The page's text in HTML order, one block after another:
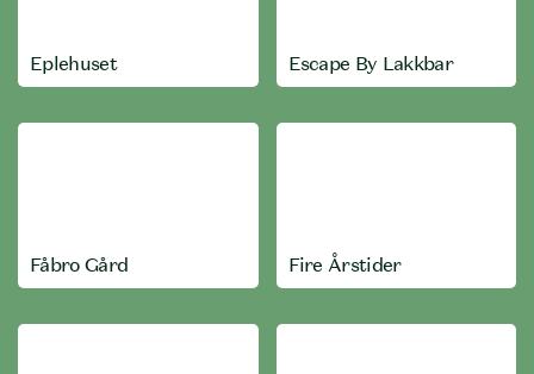
Eplehuset Escape By Lakkbar
Fåbro Gård Fire Årstider